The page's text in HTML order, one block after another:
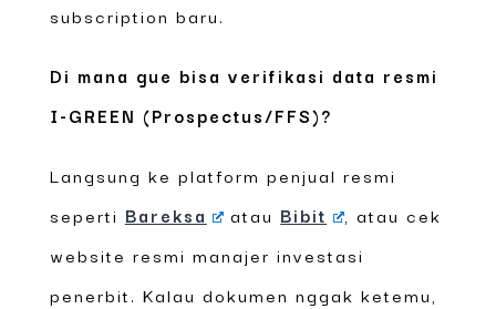
subscription baru.
Di mana gue bisa verifikasi data resmi
I-GREEN (Prospectus/FFS)?
Langsung ke platform penjual resmi
seperti Bareksa atau Bibit
, atau cek
website resmi manajer investasi
penerbit. Kalau dokumen nggak ketemu,